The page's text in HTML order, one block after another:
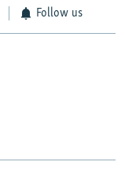
Follow us